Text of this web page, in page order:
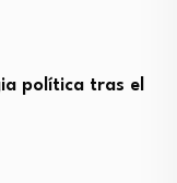
política tras el